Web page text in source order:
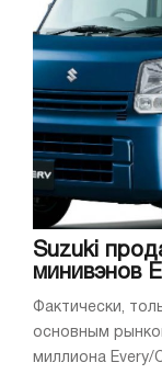
Suzuki
минивэнов
Фактически,
основным
миллиона Every/